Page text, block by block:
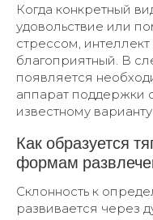
Когда конкретный
удовольствие или
стрессом, интеллект
благоприятный. В
появляется
аппарат поддержки
известному варианту
Как образуется
формам
Склонность к
развивается через